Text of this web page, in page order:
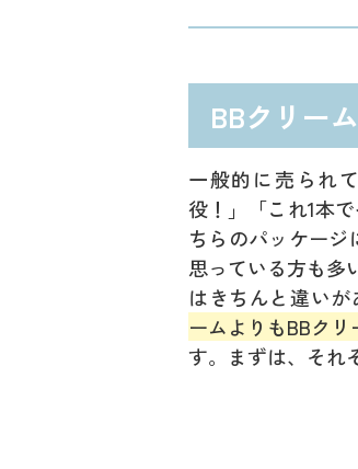
BBクリー
一般的に売られ
役！」「これ1本
ちらのパッケージ
思っている方も多
はきちんと違い
ームよりもBBク
す。まずは、それ